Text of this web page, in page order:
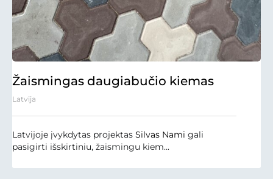
Žaismingas daugiabučio kiemas
Latvija
Latvijoje įvykdytas projektas Silvas Nami gali
pasigirti išskirtiniu, žaismingu kiem...